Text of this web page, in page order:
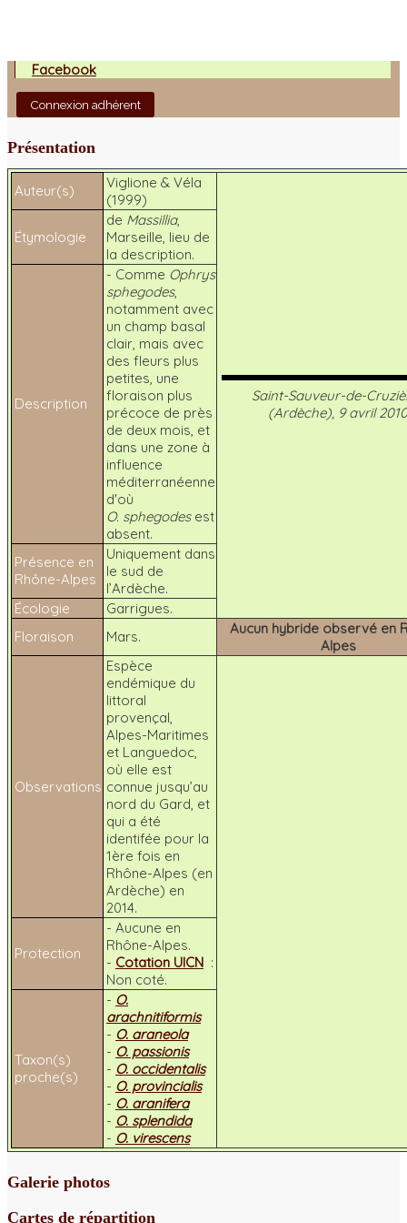
Facebook
Connexion adhérent
Présentation
Auteur(s)
Viglione & Véla
(1999)
Saint-Sauveur-de-
(Ardèche), 9 avril 2010
Étymologie
de Massillia,
Marseille, lieu de
la description.
Description
- Comme Ophrys
sphegodes,
notamment avec
un champ basal
clair, mais avec
des fleurs plus
petites, une
floraison plus
précoce de près
de deux mois, et
dans une zone à
influence
méditerranéenne
d'où
O. sphegodesest
absent.
Présence en
Rhône-Alpes
Uniquement dans
le sud de
l’Ardèche.
Écologie
Garrigues.
Floraison
Mars.
Aucun hybride observé en
Alpes
Observations
Espèce
endémique du
littoral
provençal,
Alpes-Maritimes
et Languedoc,
où elle est
connue jusqu’au
nord du Gard, et
qui a été
identifée pour la
1ère fois en
Rhône-Alpes (en
Ardèche) en
2014.
Protection
- Aucune en
Rhône-Alpes.
- Cotation UICN :
Non coté.
Taxon(s)
proche(s)
- O.
arachnitiformis
- O. araneola
- O. passionis
- O. occidentalis
- O. provincialis
- O. aranifera
- O. splendida
- O. virescens
Galerie photos
Cartes de répartition